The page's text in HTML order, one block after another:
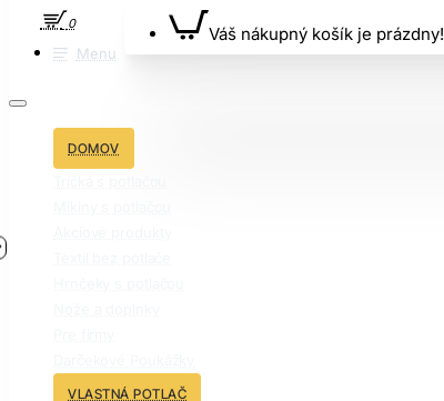
0 Váš nákupný košík je prázdny!
Menu
DOMOV
VLASTNÁ POTLAČ